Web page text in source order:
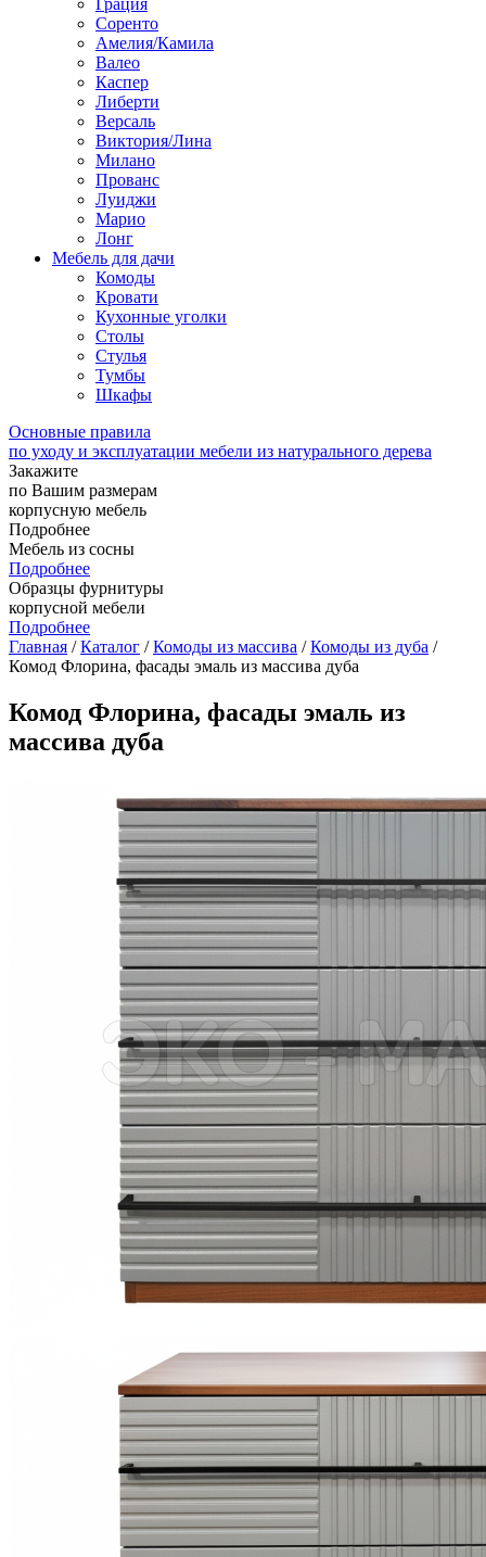
Грация
Соренто
Амелия/Камила
Валео
Каспер
Либерти
Версаль
Виктория/Лина
Милано
Прованс
Луиджи
Марио
Лонг
Мебель для дачи
Комоды
Кровати
Кухонные уголки
Столы
Стулья
Тумбы
Шкафы
Основные правила
по уходу и эксплуатации мебели из натурального дерева
Закажите
по Вашим размерам
корпусную мебель
Подробнее
Мебель из сосны
Подробнее
Образцы фурнитуры
корпусной мебели
Подробнее
Главная /Каталог /Комоды из массива /Комоды из дуба /
Комод Флорина, фасады эмаль из массива дуба
Комод Флорина, фасады эмаль из
массива дуба